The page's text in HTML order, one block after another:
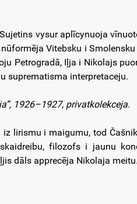
vysur aplīcynuoja
Vitebsku i
Petrogradā, Iļja i Nikolajs
suprematisma interpretaceju.
1926–1927, privatkolekceja.
lirismu i maigumu, tod
filozofs i jaunu
dāls apprecēja Nikolaja meitu.